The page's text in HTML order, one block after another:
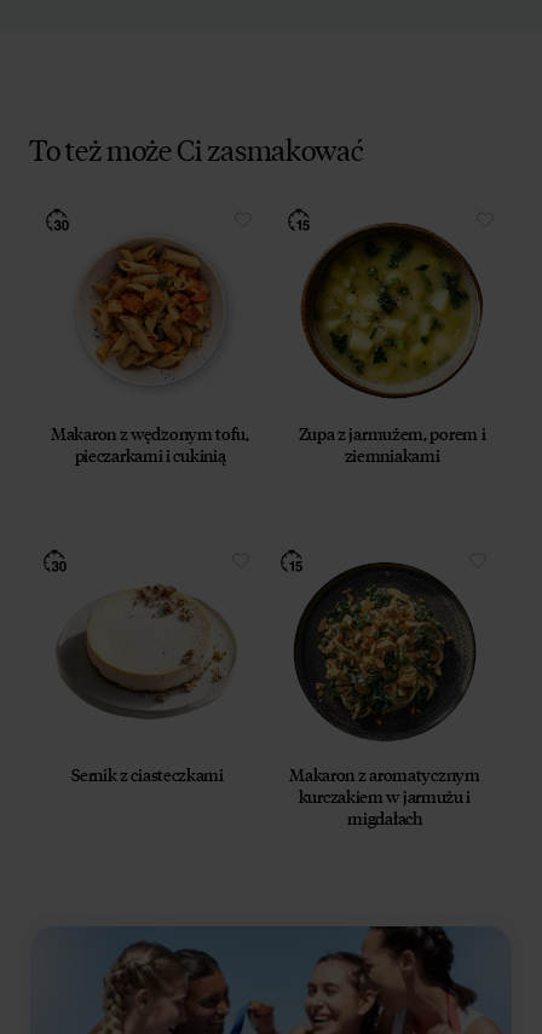
To też może Ci zasmakować
Makaron z wędzonym tofu,
pieczarkami i cukinią
Zupa z jarmużem, porem i
ziemniakami
Sernik z ciasteczkami
Makaron z aromatycznym
kurczakiem w jarmużu i
migdałach